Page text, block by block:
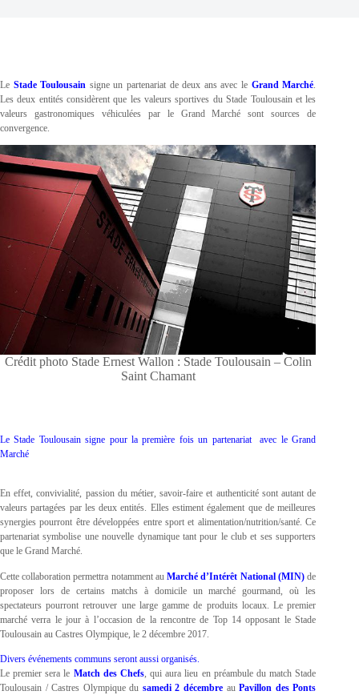
Le Stade Toulousain signe un partenariat de deux ans avec le Grand Marché.
Les deux entités considèrent que les valeurs sportives du Stade Toulousain et les
valeurs gastronomiques véhiculées par le Grand Marché sont sources de
convergence.
Crédit photo Stade Ernest Wallon : Stade Toulousain – Colin
Saint Chamant
Le Stade Toulousain signe pour la première fois un partenariat avec le Grand
Marché
En effet, convivialité, passion du métier, savoir-faire et authenticité sont autant de
valeurs partagées par les deux entités. Elles estiment également que de meilleures
synergies pourront être développées entre sport et alimentation/nutrition/santé. Ce
partenariat symbolise une nouvelle dynamique tant pour le club et ses supporters
que le Grand Marché.
Cette collaboration permettra notamment auMarché d’Intérêt National (MIN) de
proposer lors de certains matchs à domicile un marché gourmand, où les
spectateurs pourront retrouver une large gamme de produits locaux. Le premier
marché verra le jour à l’occasion de la rencontre de Top 14 opposant le Stade
Toulousain au Castres Olympique, le 2 décembre 2017.
Divers événements communs seront aussi organisés.
Le premier sera le Match des Chefs, qui aura lieu en préambule du match Stade
Toulousain / Castres Olympique du samedi 2 décembreauPavillon des Ponts